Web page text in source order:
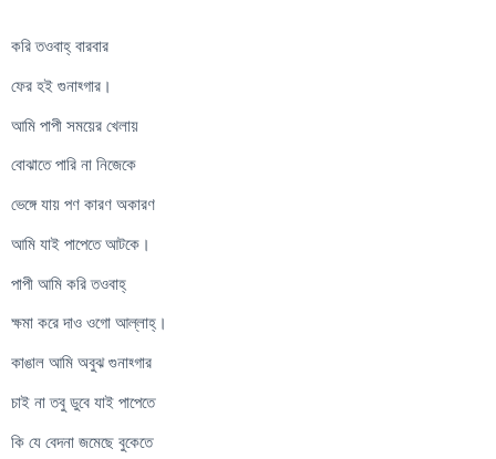
করি তওবাহ্ বারবার
ফের হই গুনাহ্গার।
আমি পাপী সময়ের খেলায়
বোঝাতে পারি না নিজেকে
ভেঙ্গে যায় পণ কারণ অকারণ
আমি যাই পাপেতে আটকে।
পাপী আমি করি তওবাহ্
ক্ষমা করে দাও ওগো আল্লাহ্।
কাঙাল আমি অবুঝ গুনাহ্গার
চাই না তবু ডুবে যাই পাপেতে
কি যে বেদনা জমেছে বুকেতে